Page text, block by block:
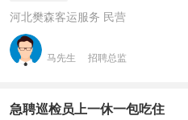
河北樊森客运服务 民营
马先生 招聘总监
急聘巡检员上一休一包吃住